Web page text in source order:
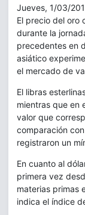
Jueves, 1/03/
El precio del oro
durante la
precedentes en
asiático
el mercado de
El libras
mientras que en
valor que
comparación
registraron un
En cuanto al
primera vez
materias primas
indica el índice